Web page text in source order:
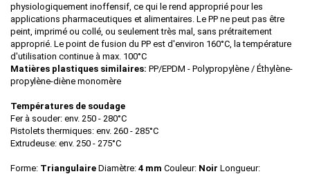
physiologiquement inoffensif, ce qui le rend approprié pour les
applications pharmaceutiques et alimentaires. Le PP ne peut pas être
peint, imprimé ou collé, ou seulement très mal, sans prétraitement
approprié. Le point de fusion du PP est d'environ 160°C, la température
d'utilisation continue à max. 100°C
Matières plastiques similaires: PP/EPDM - Polypropylène / Éthylène-
propylène-diène monomère
Températures de soudage
Fer à souder: env. 250 - 280°C
Pistolets thermiques: env. 260 - 285°C
Extrudeuse: env. 250 - 275°C
Forme: Triangulaire Diamètre: 4 mm Couleur: Noir Longueur: